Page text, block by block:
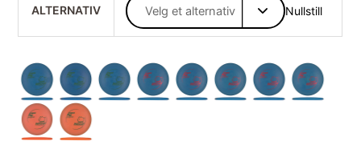
ALTERNATIV Nullstill